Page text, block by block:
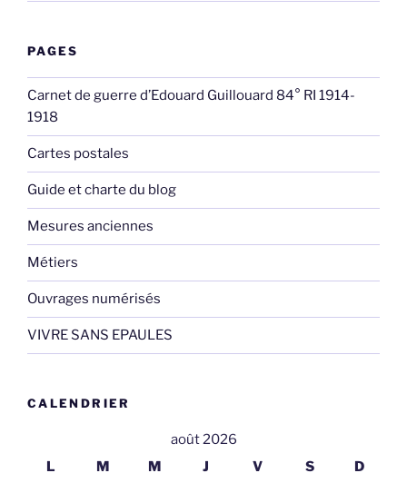
PAGES
Carnet de guerre d’Edouard Guillouard 84° RI 1914-
1918
Cartes postales
Guide et charte du blog
Mesures anciennes
Métiers
Ouvrages numérisés
VIVRE SANS EPAULES
CALENDRIER
août 2026
L
M M J V S D